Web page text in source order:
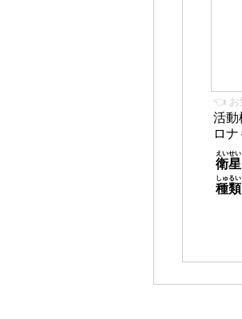
👈 お
活動
ロナ
衛星
えいせい
種類
しゅるい